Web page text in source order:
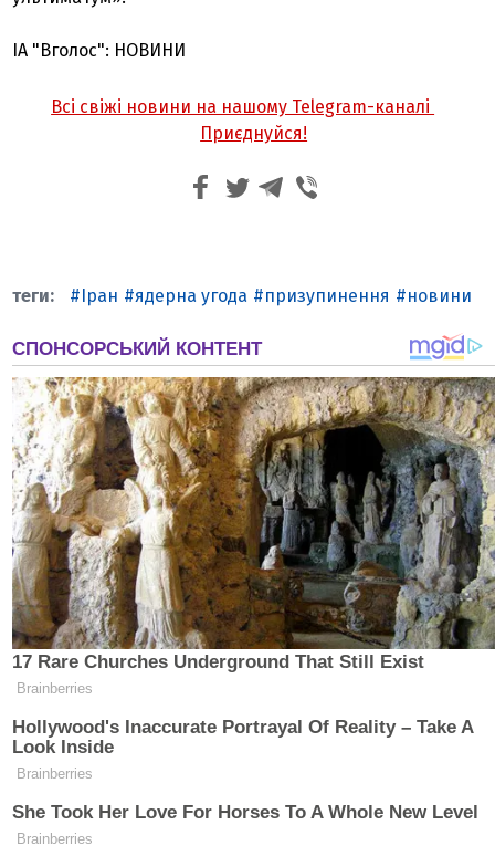
ІА "Вголос": НОВИНИ
Всі свіжі новини на нашому Telegram-каналі
Приєднуйся!
Іран ядерна угода призупинення новини